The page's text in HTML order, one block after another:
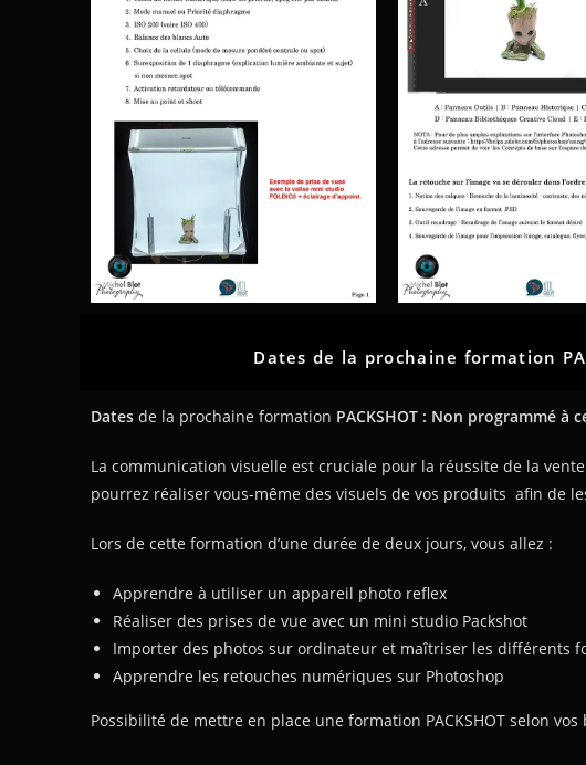
Dates de la prochaine formation
Dates de la prochaine formation PACKSHOT : Non programmé à
La communication visuelle est cruciale pour la réussite de la
pourrez réaliser vous-même des visuels de vos produits afin de
Lors de cette formation d’une durée de deux jours, vous allez :
Apprendre à utiliser un appareil photo reflex
Réaliser des prises de vue avec un mini studio Packshot
Importer des photos sur ordinateur et maîtriser les différents
Apprendre les retouches numériques sur Photoshop
Possibilité de mettre en place une formation PACKSHOT selon vos